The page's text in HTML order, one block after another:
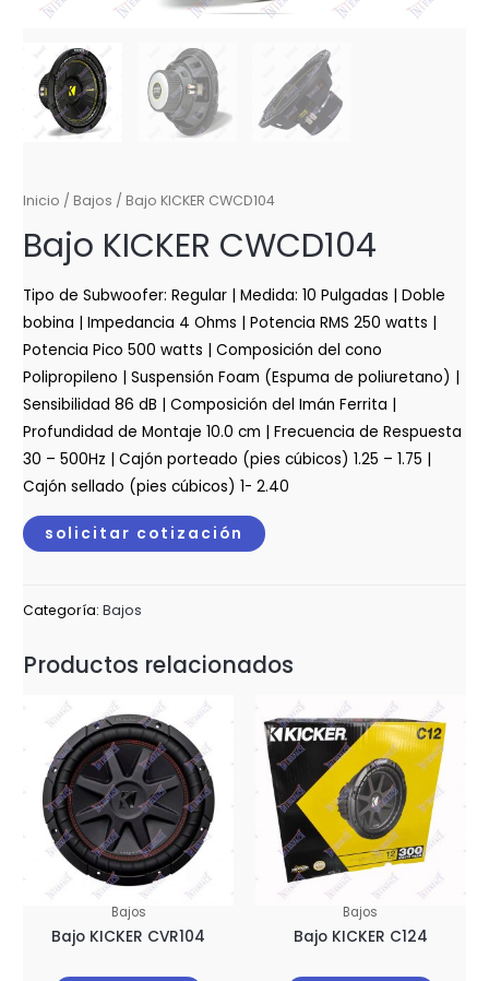
Inicio / Bajos / Bajo KICKER CWCD104
Bajo KICKER CWCD104
Tipo de Subwoofer: Regular | Medida: 10 Pulgadas | Doble
bobina | Impedancia 4 Ohms | Potencia RMS 250 watts |
Potencia Pico 500 watts | Composición del cono
Polipropileno | Suspensión Foam (Espuma de poliuretano) |
Sensibilidad 86 dB | Composición del Imán Ferrita |
Profundidad de Montaje 10.0 cm | Frecuencia de Respuesta
30 – 500Hz | Cajón porteado (pies cúbicos) 1.25 – 1.75 |
Cajón sellado (pies cúbicos) 1- 2.40
solicitar cotización
Categoría:Bajos
Productos relacionados
Bajos
Bajo KICKER CVR104
Bajos
Bajo KICKER C124